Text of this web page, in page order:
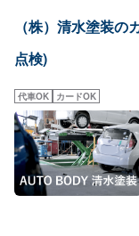
（株）清水塗装の
点検)
代車OK カードOK